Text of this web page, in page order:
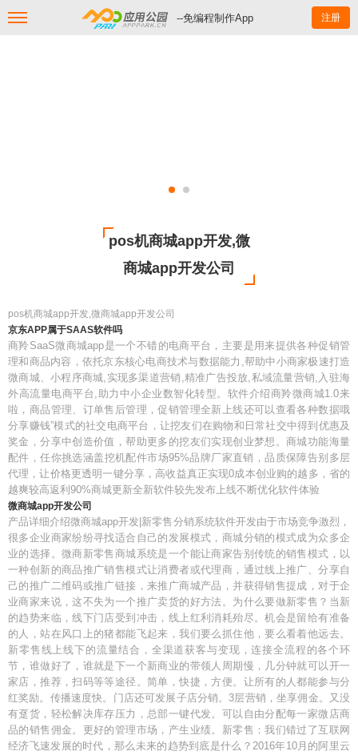
--免编程制作App 注册
pos机商城app开发,微
商城app开发公司
pos机商城app开发,微商城app开发公司
京东APP属于SAAS软件吗
商羚SaaS微商城app是一个不错的电商平台，主要是用来提供各种促销管
理和商品内容，依托京东核心电商技术与数据能力,帮助中小商家极速打造
微商城、小程序商城,实现多渠道营销,精准广告投放,私域流量营销,入驻海
外高流量电商平台,助力中小企业数智化转型。软件介绍商羚微商城1.0来
啦，商品管理、订单售后管理，促销管理全新上线还可以查看各种数据哦
分享赚钱”模式的社交电商平台，让挖友们在购物和日常社交中得到优惠及
奖金，分享中创造价值，帮助更多的挖友们实现创业梦想。商城功能海量
配件，任你挑选涵盖挖机配件市场95%品牌厂家直销，品质保障告别多层
代理，让价格更透明一键分享，高收益真正实现0成本创业购的越多，省的
越爽较高返利90%商城更新全新软件较先发布上线不断优化软件体验
微商城app开发公司
产品详细介绍微商城app开发|新零售分销系统软件开发由于市场竞争激烈，
很多企业商家纷纷寻找适合自己的发展模式，商城分销的模式成为众多企
业的选择。微商新零售商城系统是一个能让商家告别传统的销售模式，以
一种创新的商品推广销售模式让消费者或代理商，通过线上推广、分享自
己的推广二维码或推广链接，来推广商城产品，并获得销售提成，对于企
业商家来说，这不失为一个推广卖货的好方法。为什么要做新零售？当新
的趋势来临，线下门店受到冲击，线上红利消耗殆尽。机会是留给有准备
的人，站在风口上的猪都能飞起来，我们要么抓住他，要么看着他远去。
新零售线上线下的流量结合，全渠道获客与变现，连接全流程的各个环
节，谁做好了，谁就是下一个新商业的带领人周期慢，几分钟就可以开一
家店，推荐，扫码等等途径。简单，快捷，方便。让所有的人都能参与分
红奖励。传播速度快。门店还可发展子店分销。3层营销，坐享佣金。又没
有趸货，轻松解决库存压力，总部一键代发。可以自由分配每一家微店商
品的销售佣金。更好的管理市场，产生业绩。新零售：我们错过了互联网
经济飞速发展的时代，那么未来的趋势到底是什么？2016年10月的阿里云